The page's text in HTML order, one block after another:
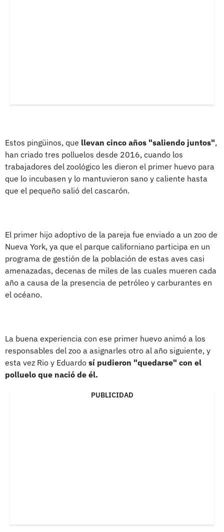
Estos pingüinos, que llevan cinco años "saliendo juntos",
han criado tres polluelos desde 2016, cuando los
trabajadores del zoológico les dieron el primer huevo para
que lo incubasen y lo mantuvieron sano y caliente hasta
que el pequeño salió del cascarón.
El primer hijo adoptivo de la pareja fue enviado a un zoo de
Nueva York, ya que el parque californiano participa en un
programa de gestión de la población de estas aves casi
amenazadas, decenas de miles de las cuales mueren cada
año a causa de la presencia de petróleo y carburantes en
el océano.
La buena experiencia con ese primer huevo animó a los
responsables del zoo a asignarles otro al año siguiente, y
esta vez Rio y Eduardo sí pudieron "quedarse" con el
polluelo que nació de él.
PUBLICIDAD